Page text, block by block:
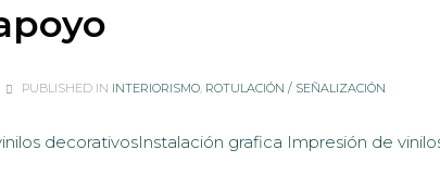
PUBLISHED IN INTERIORISMO, ROTULACIÓN / SEÑALIZACIÓN